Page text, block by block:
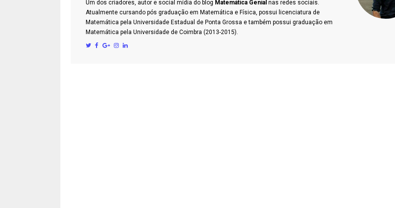
Um dos criadores, autor e social mídia do blog Matemática Genial nas redes sociais.
Atualmente cursando pós graduação em Matemática e Física, possui licenciatura de
Matemática pela Universidade Estadual de Ponta Grossa e também possui graduação em
Matemática pela Universidade de Coimbra (2013-2015).